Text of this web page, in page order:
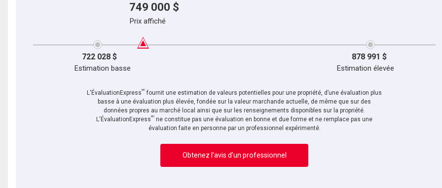
749 000 $
Prix affiché
722 028 $ 878 991 $
Estimation basse Estimation élevée
L'ÉvaluationExpressMC fournit une estimation de valeurs potentielles pour une propriété, d’une évaluation plus
basse à une évaluation plus élevée, fondée sur la valeur marchande actuelle, de même que sur des
données propres au marché local ainsi que sur les renseignements disponibles sur la propriété.
L'ÉvaluationExpressMC ne constitue pas une évaluation en bonne et due forme et ne remplace pas une
évaluation faite en personne par un professionnel expérimenté.
Obtenez l’avis d’un professionnel